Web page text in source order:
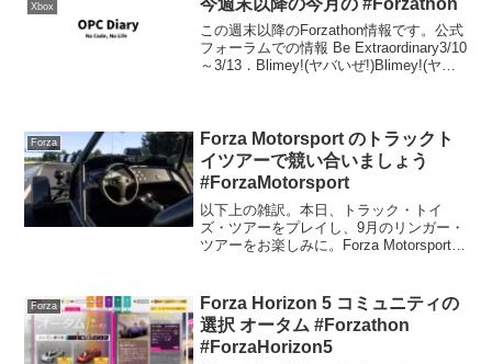
Xbox
この週末以降のForzathon情報です。公式
フォーラムでの情報 Be Extraordinary3/10
～3/13．Blimey!(ヤバいぜ!)Blimey!(ヤバ
Forza
Forza Motorsport のトラックト
イツアーで競い合いましょう
#ForzaMotorsport
以下上の雑訳。本日、トラック・トイ
ズ・ツアーをプレイし、9月のリンガー・
ツアーをお楽しみに。Forza Motorsport
Forza
Forza Horizon 5 コミュニティの
選択 オータム #Forzathon
#ForzaHorizon5